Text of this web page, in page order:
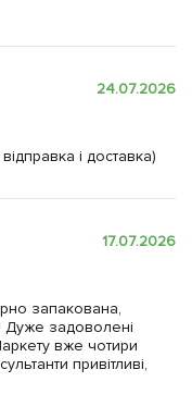
24.07.2026
і доставка)
17.07.2026
запакована,
Дуже задоволені
вже чотири
привітливі,